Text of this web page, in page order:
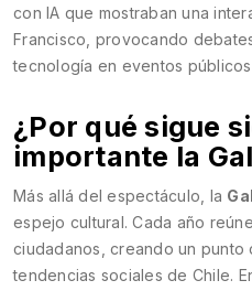
con IA que mostraban una
Francisco, provocando
tecnología en eventos
¿Por qué sigue
importante la
Más allá del espectáculo, la
espejo cultural. Cada año
ciudadanos, creando un
tendencias sociales de Chile.